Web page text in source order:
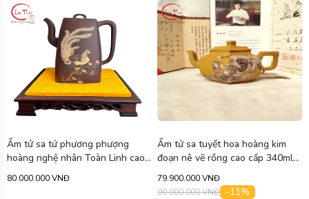
Ấm tử sa tứ phương phượng
hoàng nghệ nhân Toàn Linh cao
80.000.000 VNĐ
Ấm tử sa tuyết hoa hoàng kim
đoạn nê vẽ rồng cao cấp 340ml
79.900.000 VNĐ
90.000.000 VNĐ -11%